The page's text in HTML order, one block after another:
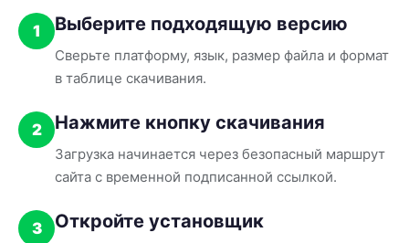
1 Выберите подходящую версию
Сверьте платформу, язык, размер файла и формат
в таблице скачивания.
2 Нажмите кнопку скачивания
Загрузка начинается через безопасный маршрут
сайта с временной подписанной ссылкой.
3 Откройте установщик